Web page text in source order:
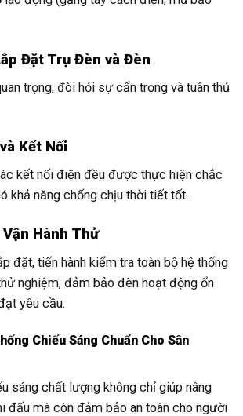
Đặt Trụ Đèn và Đèn
trọng, đòi hỏi sự cẩn trọng và tuân thủ
Kết Nối
kết nối điện đều được thực hiện chắc
khả năng chống chịu thời tiết tốt.
Hành Thử
đặt, tiến hành kiểm tra toàn bộ hệ thống
nghiệm, đảm bảo đèn hoạt động ổn
yêu cầu.
Chiếu Sáng Chuẩn Cho Sân
sáng chất lượng không chỉ giúp nâng
đấu mà còn đảm bảo an toàn cho người